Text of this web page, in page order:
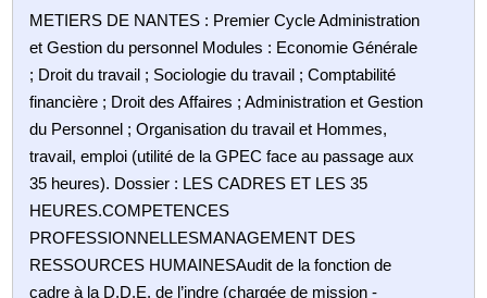
METIERS DE NANTES : Premier Cycle Administration
et Gestion du personnel Modules : Economie Générale
; Droit du travail ; Sociologie du travail ; Comptabilité
financière ; Droit des Affaires ; Administration et Gestion
du Personnel ; Organisation du travail et Hommes,
travail, emploi (utilité de la GPEC face au passage aux
35 heures). Dossier : LES CADRES ET LES 35
HEURES.COMPETENCES
PROFESSIONNELLESMANAGEMENT DES
RESSOURCES HUMAINESAudit de la fonction de
cadre à la D.D.E. de l’indre (chargée de mission -